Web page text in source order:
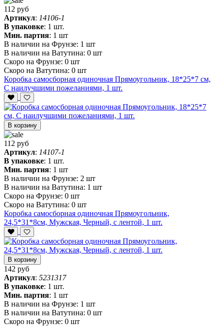
112 руб
Артикул: 14106-1
В упаковке: 1 шт.
Мин. партия: 1 шт
В наличии на Фрунзе: 1 шт
В наличии на Ватутина: 0 шт
Скоро на Фрунзе: 0 шт
Скоро на Ватутина: 0 шт
Коробка самосборная одиночная Прямоугольник, 18*25*7 см,
С наилучшими пожеланиями, 1 шт.
В корзину
112 руб
Артикул: 14107-1
В упаковке: 1 шт.
Мин. партия: 1 шт
В наличии на Фрунзе: 2 шт
В наличии на Ватутина: 1 шт
Скоро на Фрунзе: 0 шт
Скоро на Ватутина: 0 шт
Коробка самосборная одиночная Прямоугольник,
24,5*31*8см, Мужская, Черный, с лентой, 1 шт.
В корзину
142 руб
Артикул: 5231317
В упаковке: 1 шт.
Мин. партия: 1 шт
В наличии на Фрунзе: 1 шт
В наличии на Ватутина: 0 шт
Скоро на Фрунзе: 0 шт